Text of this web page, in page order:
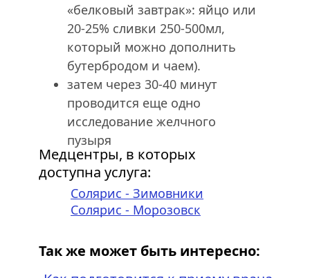
«белковый завтрак»: яйцо или
20-25% сливки 250-500мл,
который можно дополнить
бутербродом и чаем).
затем через 30-40 минут
проводится еще одно
исследование желчного
пузыря
Так же может быть интересно:
Медцентры, в которых
доступна услуга:
Солярис - Зимовники
Солярис - Морозовск